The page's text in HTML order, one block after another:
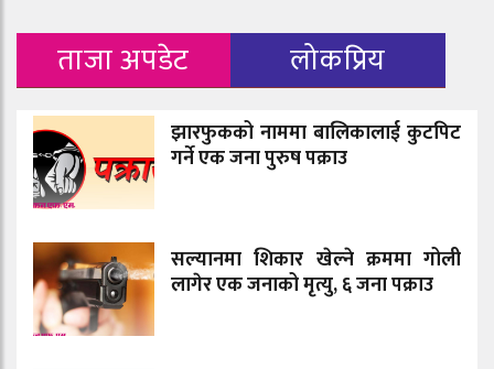
ताजा अपडेट लोकप्रिय
झारफुकको नाममा बालिकालाई कुटपिट
गर्ने एक जना पुरुष पक्राउ
सल्यानमा शिकार खेल्ने क्रममा गोली
लागेर एक जनाको मृत्यु, ६ जना पक्राउ